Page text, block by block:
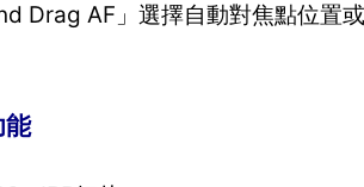
Drag AF」選擇自動對焦點位置
能